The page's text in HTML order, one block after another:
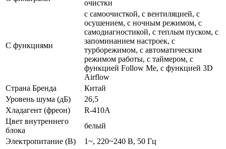
очистки
С функциями
с самоочисткой, с вентиляцией, с
осушением, с ночным режимом, с
самодиагностикой, с теплым пуском, с
запоминанием настроек, с
турборежимом, с автоматическим
режимом работы, с таймером, с
функцией Follow Me, с функцией 3D
Airflow
Страна Бренда
Китай
Уровень шума (дБ)
26,5
Хладагент (фреон)
R-410A
Цвет внутреннего
блока
белый
Электропитание (В)
1~, 220~240 В, 50 Гц